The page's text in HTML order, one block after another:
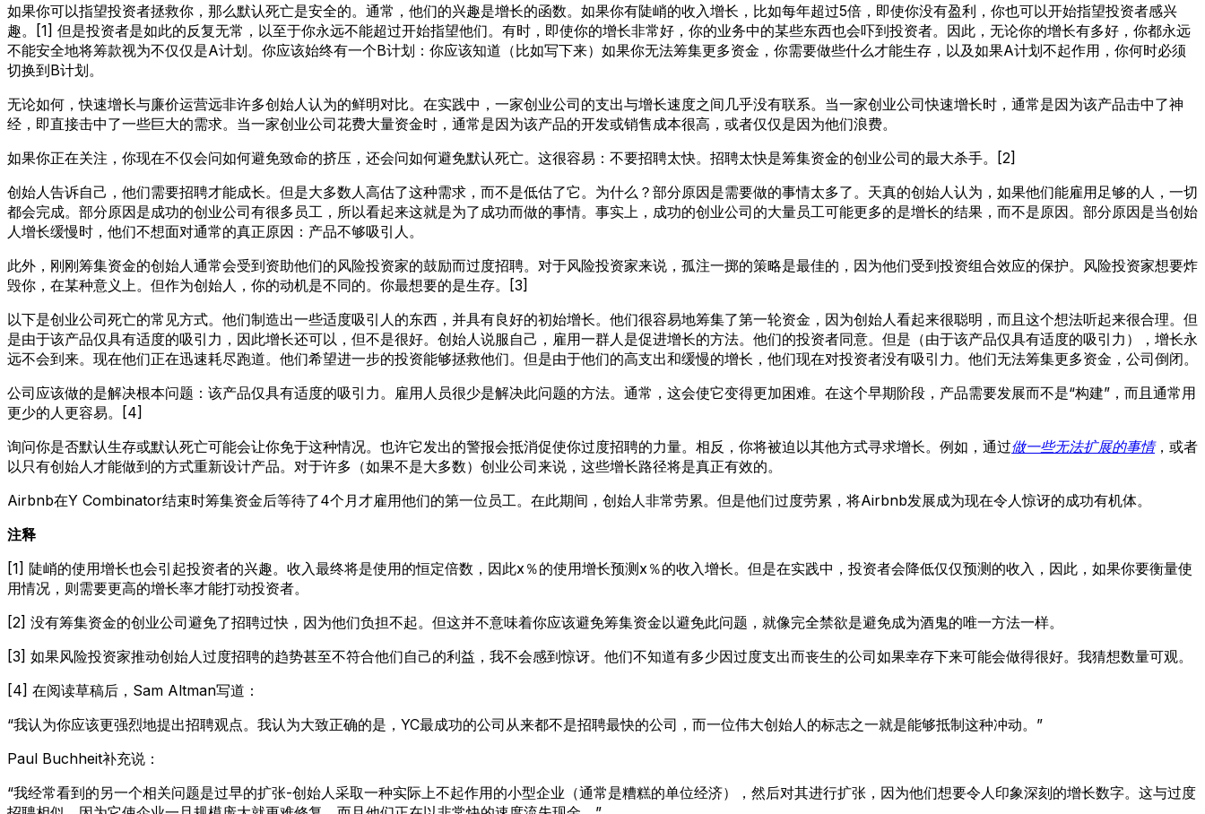
如果你可以指望投资者拯救你，那么默认死亡是安全的。通常，他们的兴趣是增长的函数。如果你有陡峭的收入增长，比如每年超过5倍，即使你没有盈利，你也可以开始指望投资者感兴
趣。[1] 但是投资者是如此的反复无常，以至于你永远不能超过开始指望他们。有时，即使你的增长非常好，你的业务中的某些东西也会吓到投资者。因此，无论你的增长有多好，你都永远
不能安全地将筹款视为不仅仅是A计划。你应该始终有一个B计划：你应该知道（比如写下来）如果你无法筹集更多资金，你需要做些什么才能生存，以及如果A计划不起作用，你何时必须
切换到B计划。
无论如何，快速增长与廉价运营远非许多创始人认为的鲜明对比。在实践中，一家创业公司的支出与增长速度之间几乎没有联系。当一家创业公司快速增长时，通常是因为该产品击中了神
经，即直接击中了一些巨大的需求。当一家创业公司花费大量资金时，通常是因为该产品的开发或销售成本很高，或者仅仅是因为他们浪费。
如果你正在关注，你现在不仅会问如何避免致命的挤压，还会问如何避免默认死亡。这很容易：不要招聘太快。招聘太快是筹集资金的创业公司的最大杀手。[2]
创始人告诉自己，他们需要招聘才能成长。但是大多数人高估了这种需求，而不是低估了它。为什么？部分原因是需要做的事情太多了。天真的创始人认为，如果他们能雇用足够的人，一切
都会完成。部分原因是成功的创业公司有很多员工，所以看起来这就是为了成功而做的事情。事实上，成功的创业公司的大量员工可能更多的是增长的结果，而不是原因。部分原因是当创始
人增长缓慢时，他们不想面对通常的真正原因：产品不够吸引人。
此外，刚刚筹集资金的创始人通常会受到资助他们的风险投资家的鼓励而过度招聘。对于风险投资家来说，孤注一掷的策略是最佳的，因为他们受到投资组合效应的保护。风险投资家想要炸
毁你，在某种意义上。但作为创始人，你的动机是不同的。你最想要的是生存。[3]
以下是创业公司死亡的常见方式。他们制造出一些适度吸引人的东西，并具有良好的初始增长。他们很容易地筹集了第一轮资金，因为创始人看起来很聪明，而且这个想法听起来很合理。但
是由于该产品仅具有适度的吸引力，因此增长还可以，但不是很好。创始人说服自己，雇用一群人是促进增长的方法。他们的投资者同意。但是（由于该产品仅具有适度的吸引力），增长永
远不会到来。现在他们正在迅速耗尽跑道。他们希望进一步的投资能够拯救他们。但是由于他们的高支出和缓慢的增长，他们现在对投资者没有吸引力。他们无法筹集更多资金，公司倒闭。
公司应该做的是解决根本问题：该产品仅具有适度的吸引力。雇用人员很少是解决此问题的方法。通常，这会使它变得更加困难。在这个早期阶段，产品需要发展而不是“构建”，而且通常用
更少的人更容易。[4]
询问你是否默认生存或默认死亡可能会让你免于这种情况。也许它发出的警报会抵消促使你过度招聘的力量。相反，你将被迫以其他方式寻求增长。例如，通过做一些无法扩展的事情，或者
以只有创始人才能做到的方式重新设计产品。对于许多（如果不是大多数）创业公司来说，这些增长路径将是真正有效的。
Airbnb在Y Combinator结束时筹集资金后等待了4个月才雇用他们的第一位员工。在此期间，创始人非常劳累。但是他们过度劳累，将Airbnb发展成为现在令人惊讶的成功有机体。
注释
[1] 陡峭的使用增长也会引起投资者的兴趣。收入最终将是使用的恒定倍数，因此x％的使用增长预测x％的收入增长。但是在实践中，投资者会降低仅仅预测的收入，因此，如果你要衡量使
用情况，则需要更高的增长率才能打动投资者。
[2] 没有筹集资金的创业公司避免了招聘过快，因为他们负担不起。但这并不意味着你应该避免筹集资金以避免此问题，就像完全禁欲是避免成为酒鬼的唯一方法一样。
[3] 如果风险投资家推动创始人过度招聘的趋势甚至不符合他们自己的利益，我不会感到惊讶。他们不知道有多少因过度支出而丧生的公司如果幸存下来可能会做得很好。我猜想数量可观。
[4] 在阅读草稿后，Sam Altman写道：
“我认为你应该更强烈地提出招聘观点。我认为大致正确的是，YC最成功的公司从来都不是招聘最快的公司，而一位伟大创始人的标志之一就是能够抵制这种冲动。”
Paul Buchheit补充说：
“我经常看到的另一个相关问题是过早的扩张-创始人采取一种实际上不起作用的小型企业（通常是糟糕的单位经济），然后对其进行扩张，因为他们想要令人印象深刻的增长数字。这与过度